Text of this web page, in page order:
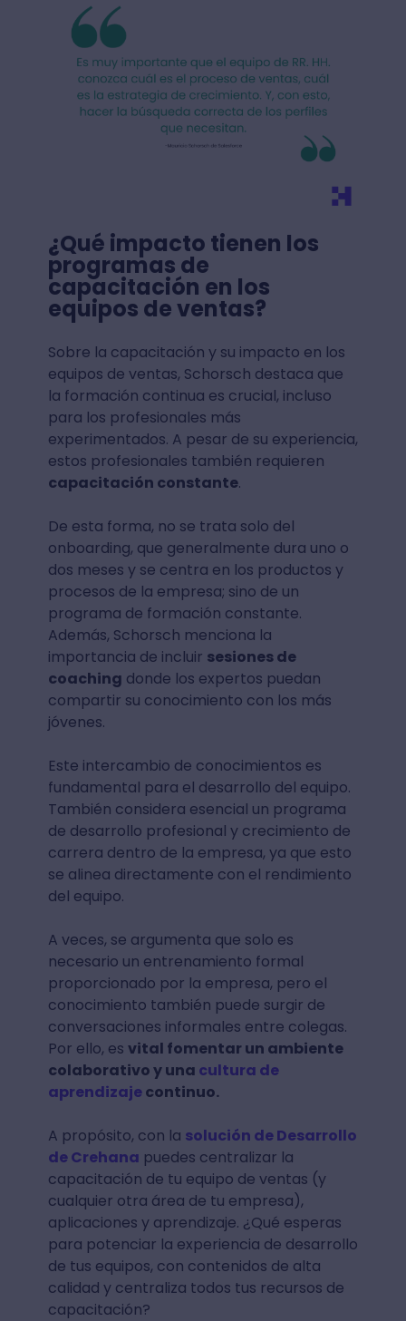
¿Qué impacto tienen los
programas de
capacitación en los
equipos de ventas?
Sobre la capacitación y su impacto en los
equipos de ventas, Schorsch destaca que
la formación continua es crucial, incluso
para los profesionales más
experimentados. A pesar de su experiencia,
estos profesionales también requieren
capacitación constante.
De esta forma, no se trata solo del
onboarding, que generalmente dura uno o
dos meses y se centra en los productos y
procesos de la empresa; sino de un
programa de formación constante.
Además, Schorsch menciona la
importancia de incluir sesiones de
coaching donde los expertos puedan
compartir su conocimiento con los más
jóvenes.
Este intercambio de conocimientos es
fundamental para el desarrollo del equipo.
También considera esencial un programa
de desarrollo profesional y crecimiento de
carrera dentro de la empresa, ya que esto
se alinea directamente con el rendimiento
del equipo.
A veces, se argumenta que solo es
necesario un entrenamiento formal
proporcionado por la empresa, pero el
conocimiento también puede surgir de
conversaciones informales entre colegas.
Por ello, es vital fomentar un ambiente
colaborativo y una cultura de
aprendizajecontinuo.
A propósito, con la solución de Desarrollo
de Crehana puedes centralizar la
capacitación de tu equipo de ventas (y
cualquier otra área de tu empresa),
aplicaciones y aprendizaje. ¿Qué esperas
para potenciar la experiencia de desarrollo
de tus equipos, con contenidos de alta
calidad y centraliza todos tus recursos de
capacitación?